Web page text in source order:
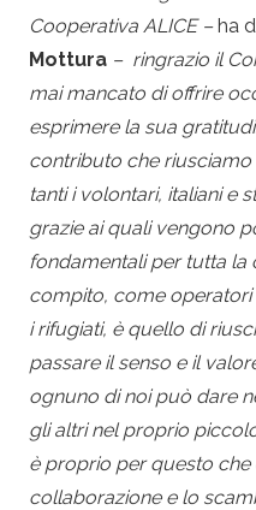
Cooperativa ALICE –ha
Mottura – ringrazio il
mai mancato di offrire
esprimere la sua
contributo che riusciamo
tanti i volontari, italiani e
grazie ai quali vengono
fondamentali per tutta la
compito, come
irifugiati, è quello di
passare il senso e il
ognuno di noi può dare
gli altri nel proprio
è proprio per questo
collaborazione e lo